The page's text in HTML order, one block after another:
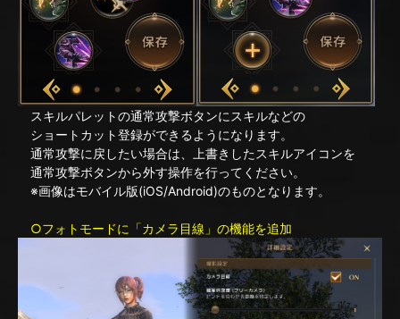
スキルパレットの通常攻撃ボタンにスキルなどの
ショートカット登録ができるようになります。
通常攻撃に戻したい場合は、上書きしたスキルアイコンを
通常攻撃ボタンから外す操作を行ってください。
※画像はモバイル版(iOS/Android)のものとなります。
○フォトモードに「カメラ目線」の機能を追加